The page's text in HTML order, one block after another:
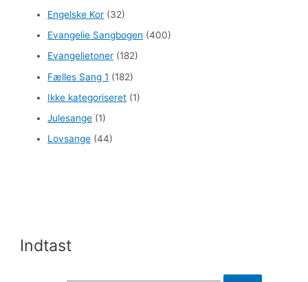
Engelske Kor (32)
Evangelie Sangbogen (400)
Evangelietoner (182)
Fælles Sang 1 (182)
Ikke kategoriseret (1)
Julesange (1)
Lovsange (44)
Indtast